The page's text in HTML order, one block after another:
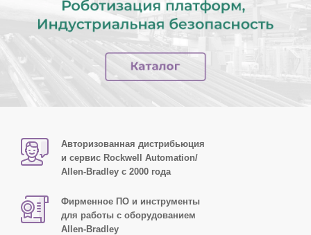
Авторизованная дистрибьюция
и сервис Rockwell Automation/
Allen-Bradley с 2000 года
Фирменное ПО и инструменты
для работы с оборудованием
Allen-Bradley